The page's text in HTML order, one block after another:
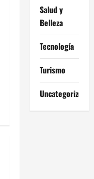
Salud y
Belleza
Tecnología
Turismo
Uncategorized